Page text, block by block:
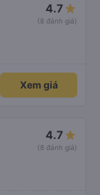
4.7
(8 đánh giá)
Xem giá
4.7
(8 đánh giá)